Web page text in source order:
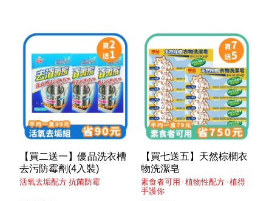
【買二送一】優品洗衣槽
去污防霉劑(4入裝)
活氧去垢配方 抗菌防霉
【買七送五】天然棕櫚衣
物洗潔皂
素食者可用 ‧ 植物性配方 ‧ 植得
手護你